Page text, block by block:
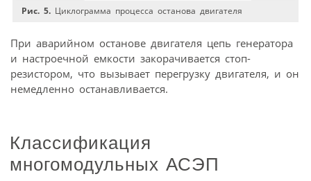
Рис. 5. Циклограмма процесса останова двигателя
При аварийном останове двигателя цепь генератора
и настроечной емкости закорачивается стоп-
резистором, что вызывает перегрузку двигателя, и он
немедленно останавливается.
Классификация
многомодульных АСЭП